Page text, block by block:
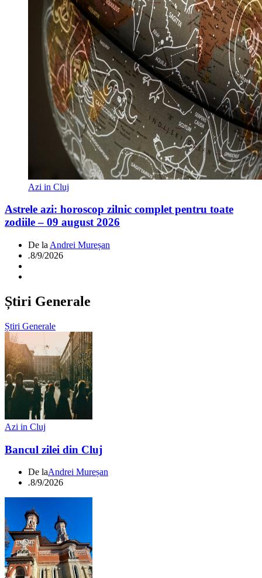
Azi in Cluj
Astrele azi: horoscop zilnic complet pentru toate
zodiile – 09 august 2026
De la Andrei Mureșan
.8/9/2026
Știri Generale
Știri Generale
Azi in Cluj
Bancul zilei din Cluj
De laAndrei Mureșan
.8/9/2026